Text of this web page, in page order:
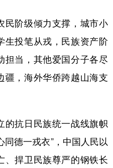
阶级倾力支撑，城市小
生投笔从戎，民族资产阶
担当，其他爱国分子各尽
疆，海外华侨跨越山海支
抗日民族统一战线旗帜
同德一戎衣”，中国人民以
、捍卫民族尊严的钢铁长